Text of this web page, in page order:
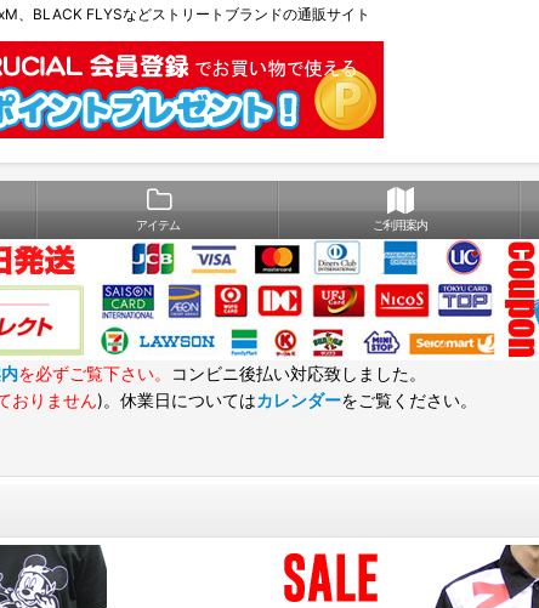
、BLACK FLYSなどストリートブランドの通販サイト
アイテム ご利用案内
を必ずご覧下さい。
コンビニ後払い対応致しました。
おりません)。休業日についてはカレンダーをご覧ください。